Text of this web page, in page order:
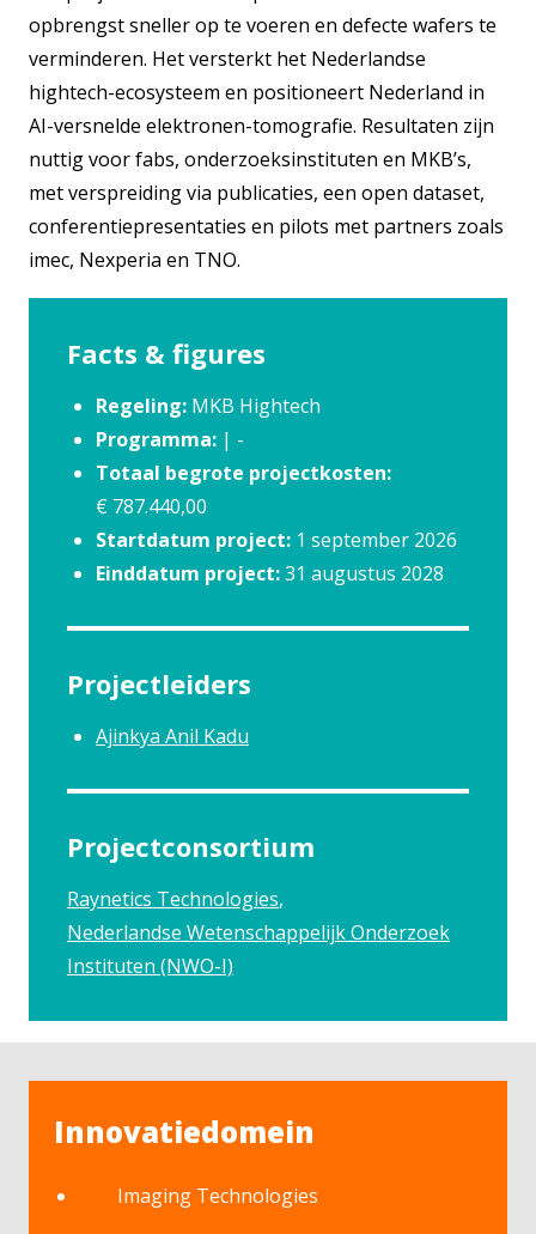
opbrengst sneller op te voeren en defecte wafers te
verminderen. Het versterkt het Nederlandse
hightech-ecosysteem en positioneert Nederland in
AI-versnelde elektronen-tomografie. Resultaten zijn
nuttig voor fabs, onderzoeksinstituten en MKB’s,
met verspreiding via publicaties, een open dataset,
conferentiepresentaties en pilots met partners zoals
imec, Nexperia en TNO.
Facts & figures
Regeling: MKB Hightech
Programma: | -
Totaal begrote projectkosten:
€ 787.440,00
Startdatum project: 1 september 2026
Einddatum project:31 augustus 2028
Projectleiders
Ajinkya Anil Kadu
Projectconsortium
Raynetics Technologies
Nederlandse Wetenschappelijk Onderzoek
Instituten (NWO-I)
Innovatiedomein
Imaging Technologies